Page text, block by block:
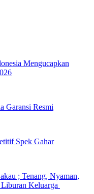
Mengucapkan
Garansi Resmi
Spek Gahar
; Tenang, Nyaman,
Keluarga